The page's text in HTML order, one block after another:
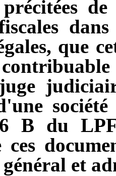
précitées
que
B du
et